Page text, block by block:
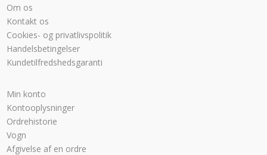
Om os
Kontakt os
Cookies- og privatlivspolitik
Handelsbetingelser
Kundetilfredshedsgaranti
Min konto
Kontooplysninger
Ordrehistorie
Vogn
Afgivelse af en ordre